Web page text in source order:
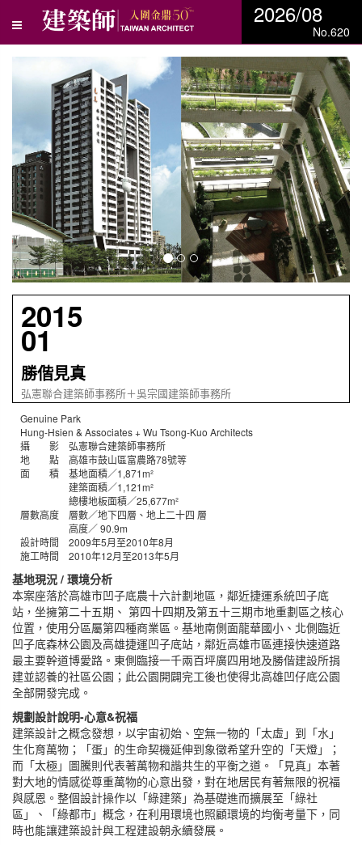
2026/08
No.620
N
e
x
t
2015
01
勝偕見真
弘憲聯合建築師事務所＋吳宗國建築師事務所
Genuine Park
Hung-Hsien & Associates + Wu Tsong-Kuo Architects
攝 影 弘憲聯合建築師事務所
地 點 高雄市鼓山區富農路78號等
面 積 基地面積／1,871m²
建築面積／1,121m²
總樓地板面積／25,677m²
層數高度 層數／地下四層、地上二十四 層
高度／ 90.9m
設計時間 2009年5月至2010年8月
施工時間 2010年12月至2013年5月
基地現況 / 環境分析
本案座落於高雄市凹子底農十六計劃地區，鄰近捷運系統凹子底
站，坐擁第二十五期、 第四十四期及第五十三期市地重劃區之核心
位置，使用分區屬第四種商業區。基地南側面龍華國小、北側臨近
凹子底森林公園及高雄捷運凹子底站，鄰近高雄市區連接快速道路
最主要幹道博愛路。東側臨接一千兩百坪廣四用地及勝偕建設所捐
建並認養的社區公園；此公園開闢完工後也使得北高雄凹仔底公園
全部開發完成。
規劃設計說明-心意&祝福
建築設計之概念發想，以宇宙初始、空無一物的「太虛」到「水」
生化育萬物；「蛋」的生命契機延伸到象徵希望升空的「天燈」；
而「太極」圖騰則代表著萬物和諧共生的平衡之道。「見真」本著
對大地的情感從尊重萬物的心意出發，對在地居民有著無限的祝福
與感恩。整個設計操作以「綠建築」為基礎進而擴展至「綠社
區」、「綠都市」概念，在利用環境也照顧環境的均衡考量下，同
時也能讓建築設計與工程建設朝永續發展。